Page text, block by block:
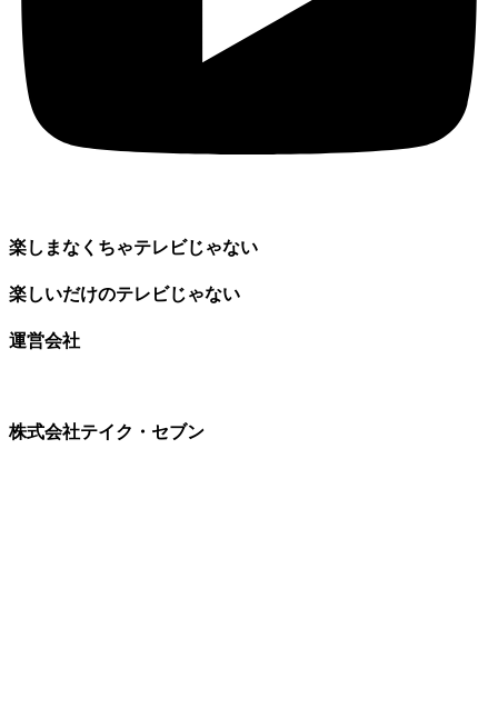
楽しまなくちゃテレビじゃない
楽しいだけのテレビじゃない
運営会社
株式会社テイク・セブン